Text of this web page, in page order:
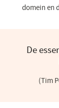
domein en
De
(Tim